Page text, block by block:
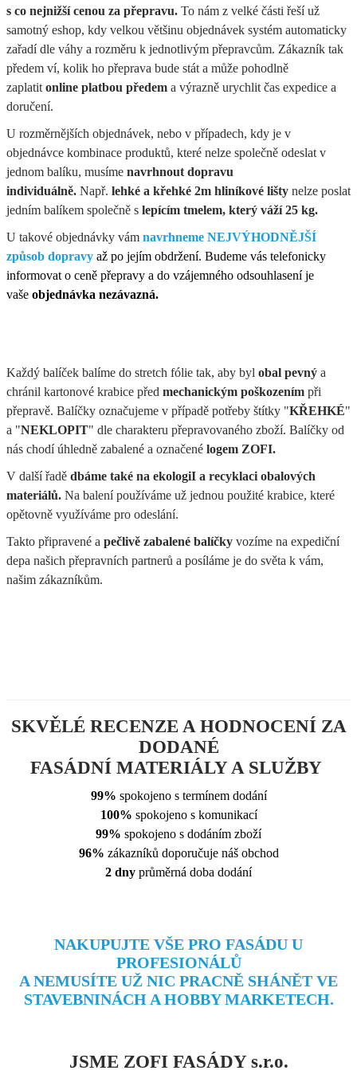
s co nejnižší cenou za přepravu. To nám z velké části řeší už
samotný eshop, kdy velkou většinu objednávek systém automaticky
zařadí dle váhy a rozměru k jednotlivým přepravcům. Zákazník tak
předem ví, kolik ho přeprava bude stát a může pohodlně
zaplatit online platbou předem a výrazně urychlit čas expedice a
doručení.
U rozměrnějších objednávek, nebo v případech, kdy je v
objednávce kombinace produktů, které nelze společně odeslat v
jednom balíku, musíme navrhnout dopravu
individuálně. Např. lehké a křehké 2m hliníkové lišty nelze poslat
jedním balíkem společně s lepícím tmelem, který váží 25 kg.
U takové objednávky vám navrhneme NEJVÝHODNĚJŠÍ
způsob dopravy až po jejím obdržení. Budeme vás telefonicky
informovat o ceně přepravy a do vzájemného odsouhlasení je
vaše objednávka nezávazná.
Každý balíček balíme do stretch fólie tak, aby byl obal pevný a
chránil kartonové krabice před mechanickým poškozením při
přepravě. Balíčky označujeme v případě potřeby štítky "KŘEHKÉ"
a "NEKLOPIT" dle charakteru přepravovaného zboží. Balíčky od
nás chodí úhledně zabalené a označené logem ZOFI.
V další řadě dbáme také na ekologiI a recyklaci obalových
materiálů. Na balení používáme už jednou použité krabice, které
opětovně využíváme pro odeslání.
Takto připravené a pečlivě zabalené balíčky vozíme na expediční
depa našich přepravních partnerů a posíláme je do světa k vám,
našim zákazníkům.
SKVĚLÉ RECENZE A HODNOCENÍ ZA
DODANÉ
FASÁDNÍ MATERIÁLY A SLUŽBY
99% spokojeno s termínem dodání
100% spokojeno s komunikací
99% spokojeno s dodáním zboží
96% zákazníků doporučuje náš obchod
2 dny průměrná doba dodání
NAKUPUJTE VŠE PRO FASÁDU U
PROFESIONÁLŮ
A NEMUSÍTE UŽ NIC PRACNĚ SHÁNĚT VE
STAVEBNINÁCH A HOBBY MARKETECH.
JSME ZOFI FASÁDY s.r.o.